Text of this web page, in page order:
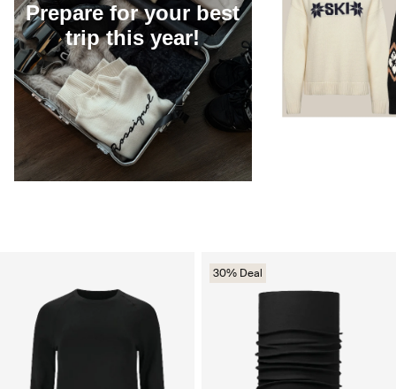
30% Deal
Prepare for your best
trip this year!